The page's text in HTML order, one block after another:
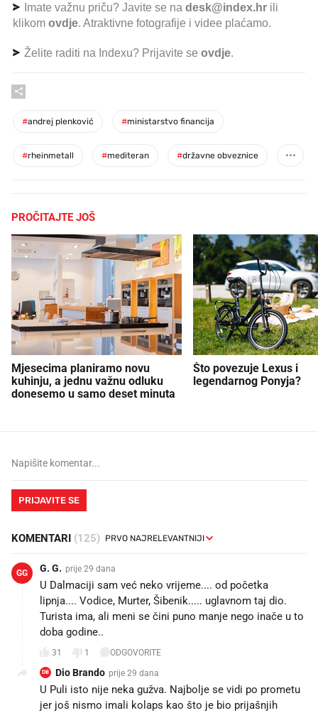
Imate važnu priču? Javite se na desk@index.hr ili
klikom ovdje. Atraktivne fotografije i videe plaćamo.
Želite raditi na Indexu? Prijavite se ovdje.
#andrej plenković #ministarstvo financija
#rheinmetall #mediteran #državne obveznice
PROČITAJTE JOŠ
Mjesecima planiramo novu
kuhinju, a jednu važnu odluku
donesemo u samo deset minuta
Što povezuje Lexus i
legendarnog Ponyja?
PRIJAVITE SE
KOMENTARI (125)
GG G. G. prije 29 dana
U Dalmaciji sam već neko vrijeme.... od početka
lipnja.... Vodice, Murter, Šibenik..... uglavnom taj dio.
Turista ima, ali meni se čini puno manje nego inače u to
doba godine..
31 1 ODGOVORITE
DB Dio Brando prije 29 dana
U Puli isto nije neka gužva. Najbolje se vidi po prometu
jer još nismo imali kolaps kao što je bio prijašnjih